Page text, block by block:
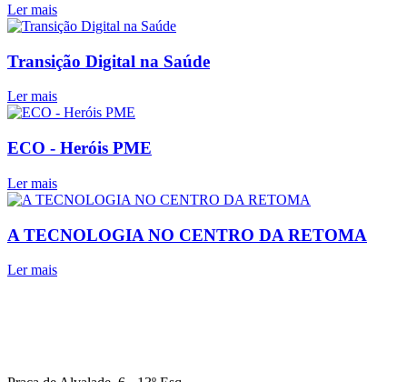
Ler mais
Transição Digital na Saúde
Ler mais
ECO - Heróis PME
Ler mais
A TECNOLOGIA NO CENTRO DA RETOMA
Ler mais